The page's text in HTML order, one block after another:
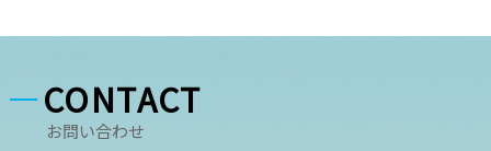
CONTACT
お問い合わせ